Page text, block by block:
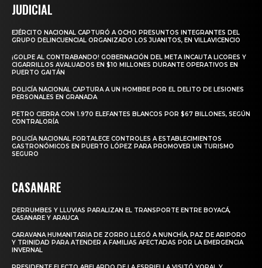
JUDICIAL
EJÉRCITO NACIONAL CAPTURÓ A OCHO PRESUNTOS INTEGRANTES DEL
GRUPO DELINCUENCIAL ORGANIZADO LOS JUANITOS, EN VILLAVICENCIO
¡GOLPE AL CONTRABANDO! GOBERNACIÓN DEL META INCAUTA LICORES Y
CIGARRILLOS AVALUADOS EN $10 MILLONES DURANTE OPERATIVOS EN
PUERTO GAITÁN
POLICÍA NACIONAL CAPTURA A UN HOMBRE POR EL DELITO DE LESIONES
PERSONALES EN GRANADA
PETRO CIERRA CON 1.970 ELEFANTES BLANCOS POR $67 BILLONES, SEGÚN
CONTRALORÍA
POLICÍA NACIONAL FORTALECE CONTROLES A ESTABLECIMIENTOS
GASTRONÓMICOS EN PUERTO LÓPEZ PARA PROMOVER UN TURISMO
SEGURO
CASANARE
DERRUMBES Y LLUVIAS PARALIZAN EL TRANSPORTE ENTRE BOYACÁ,
CASANARE Y ARAUCA
CARAVANA HUMANITARIA DE ZORRO LLEGÓ A NUNCHÍA, PAZ DE ARIPORO
Y TRINIDAD PARA ATENDER A FAMILIAS AFECTADAS POR LA EMERGENCIA
INVERNAL